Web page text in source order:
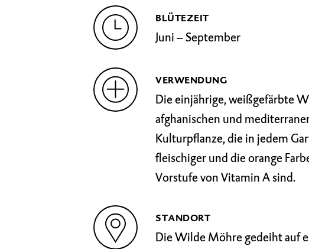
BLÜTEZEIT
Juni – September
VERWENDUNG
Die einjährige, weißgefärbte
afghanischen und
Kulturpflanze, die in jedem
fleischiger und die orange
Vorstufe von Vitamin A sind.
STANDORT
Die Wilde Möhre gedeiht auf